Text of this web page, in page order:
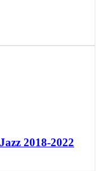
2018-2022